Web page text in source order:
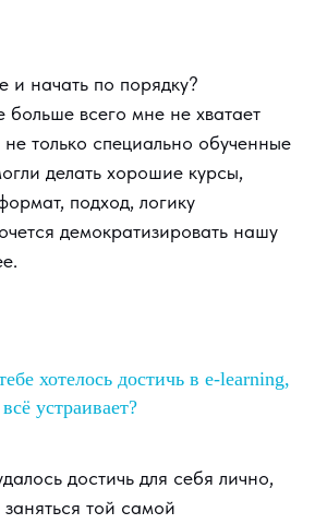
и начать по порядку?
всего мне не хватает
не только специально обученные
делать хорошие курсы,
подход, логику
демократизировать нашу
хотелось достичь в e-learning,
устраивает?
достичь для себя лично,
той самой